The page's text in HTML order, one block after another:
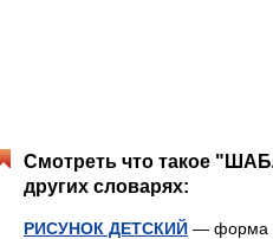
Смотреть что такое
других словарях:
РИСУНОК ДЕТСКИЙ — форма